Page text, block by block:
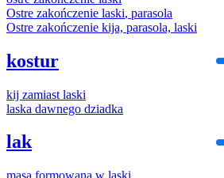
Ostre zakończenie laski, parasola
Ostre zakończenie kija, parasola, laski
kostur
kij zamiast laski
laska dawnego dziadka
lak